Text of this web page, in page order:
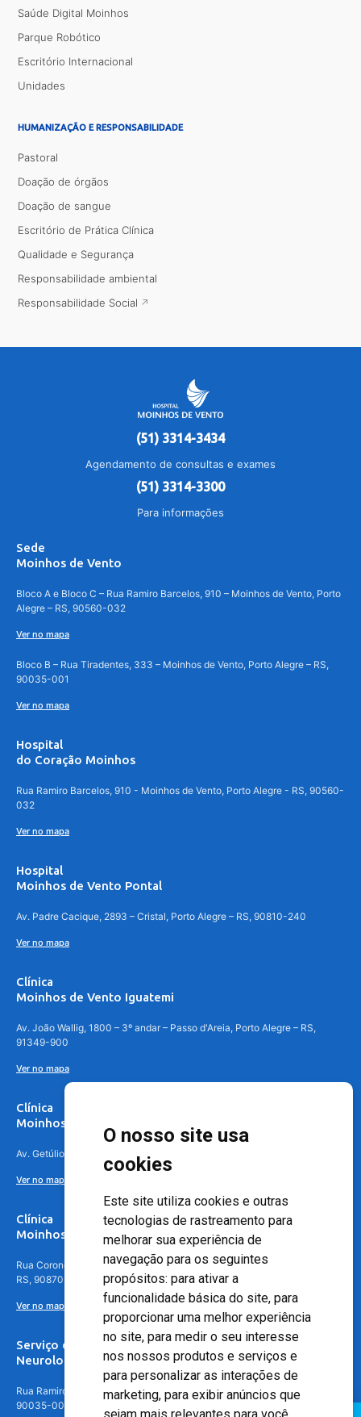
O nosso site usa
cookies
Este site utiliza cookies e outras
tecnologias de rastreamento para
melhorar sua experiência de
navegação para os seguintes
propósitos: para ativar a
funcionalidade básica do site, para
proporcionar uma melhor experiência
no site, para medir o seu interesse
nos nossos produtos e serviços e
para personalizar as interações de
marketing, para exibir anúncios que
Saúde Digital Moinhos
Parque Robótico
Escritório Internacional
Unidades
HUMANIZAÇÃO E RESPONSABILIDADE
Pastoral
Doação de órgãos
Doação de sangue
Escritório de Prática Clínica
Qualidade e Segurança
Responsabilidade ambiental
Responsabilidade Social
(51) 3314-3434
Agendamento de consultas e exames
(51) 3314-3300
Para informações
Sede
Moinhos de Vento
Bloco A e Bloco C – Rua Ramiro Barcelos, 910 – Moinhos de Vento, Porto
Alegre – RS, 90560-032
Ver no mapa
Bloco B – Rua Tiradentes, 333 – Moinhos de Vento, Porto Alegre – RS,
90035-001
Ver no mapa
Hospital
do Coração Moinhos
Rua Ramiro Barcelos, 910 - Moinhos de Vento, Porto Alegre - RS, 90560-
032
Ver no mapa
Hospital
Moinhos de Vento Pontal
Av. Padre Cacique, 2893 – Cristal, Porto Alegre – RS, 90810-240
Ver no mapa
Clínica
Moinhos de Vento Iguatemi
Av. João Wallig, 1800 – 3º andar – Passo d'Areia, Porto Alegre – RS,
91349-900
Ver no mapa
Clínica
Moinhos de Vento Canoas
Av. Getúlio Vargas, 4841 – Centro, Canoas – RS, 92010-010
Ver no mapa
Clínica
Moinhos de Vento - Teresópolis
Rua Coronel Aparício Borges, 250 - 3º andar - Teresópolis, Porto Alegre -
RS, 90870-016
Ver no mapa
Serviço de
Neurologia
Rua Ramiro Barcelos, 630 – 5º andar – Floresta, Porto Alegre – RS,
90035-001